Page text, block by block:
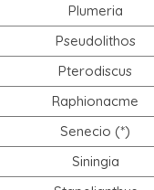
Plumeria
Pseudolithos
Pterodiscus
Raphionacme
Senecio (*)
Siningia